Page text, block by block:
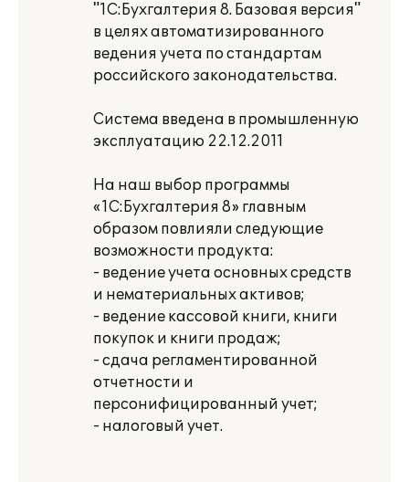
"1С:Бухгалтерия 8. Базовая версия"
в целях автоматизированного
ведения учета по стандартам
российского законодательства.
Система введена в промышленную
эксплуатацию 22.12.2011
На наш выбор программы
«1С:Бухгалтерия 8» главным
образом повлияли следующие
возможности продукта:
- ведение учета основных средств
и нематериальных активов;
- ведение кассовой книги, книги
покупок и книги продаж;
- сдача регламентированной
отчетности и
персонифицированный учет;
- налоговый учет.